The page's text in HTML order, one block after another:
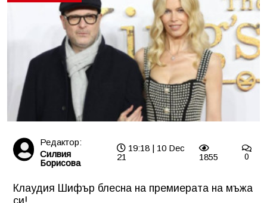
Редактор:
Силвия
Борисова
19:18 | 10 Dec
21
1855 0
Клаудия Шифър блесна на премиерата на мъжа
си!